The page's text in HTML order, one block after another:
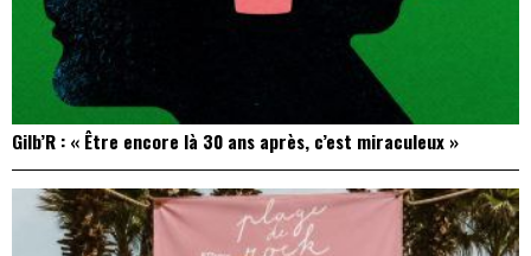
Gilb’R : « Être encore là 30 ans après, c’est miraculeux »